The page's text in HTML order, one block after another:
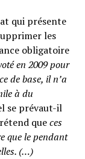
qui présente
les
obligatoire
en 2009 pour
de base, il n’a
à du
se prévaut-il
queces
que le pendant
(…)